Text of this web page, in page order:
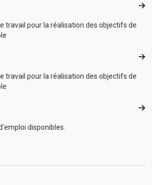
travail pour la réalisation des objectifs de
travail pour la réalisation des objectifs de
disponibles.